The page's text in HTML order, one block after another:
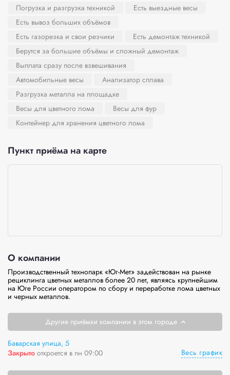
Погрузка и разгрузка техникой
Есть выездные весы
Есть вывоз больших объёмов
Есть газорезка и свои резчики
Есть демонтаж техникой
Берутся за большие объёмы и сложный демонтаж
Выплата сразу после взвешивания
Автомобильные весы
Анализатор сплава
Разгрузка металла на площадке
Весы для цветного лома
Весы для фур
Контейнер для хранения цветного лома
Пункт приёма на карте
О компании
Производственный технопарк «Юг-Мет» задействован на рынке
рециклинга цветных металлов более 20 лет, являясь крупнейшим
на Юге России оператором по сбору и переработке лома цветных
и черных металлов.
Другие приёмки компании в этом городе
Баварская улица, 5
Закрыто откроется в пн 09:00 Весь график